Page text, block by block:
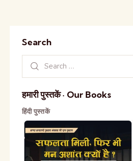
Search
हमारी पुस्तकें · Our Books
हिंदी पुस्तकें